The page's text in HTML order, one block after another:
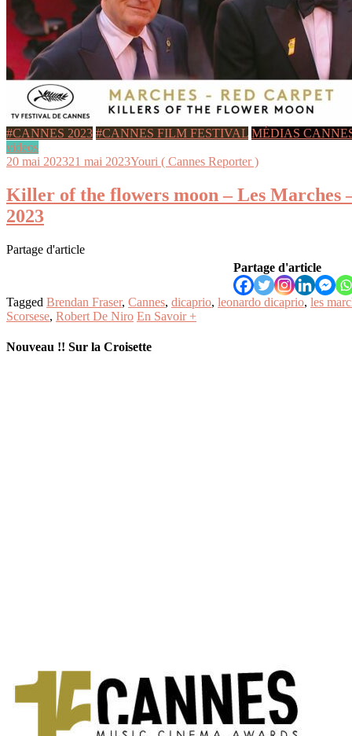
#CANNES 2023 #CANNES FILM FESTIVAL MÉDIAS
videos
20 mai 202321 mai 2023Youri ( Cannes Reporter )
Killer of the flowers moon – Les Marches
2023
Partage d'article
Partage d'article
Tagged Brendan Fraser, Cannes, dicaprio, leonardo dicaprio, les
Scorsese, Robert De Niro En Savoir +
Nouveau !! Sur la Croisette